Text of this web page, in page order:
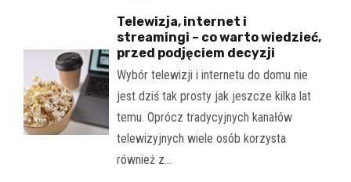
Telewizja, internet i
streamingi – co warto wiedzieć,
przed podjęciem decyzji
Wybór telewizji i internetu do domu nie
jest dziś tak prosty jak jeszcze kilka lat
temu. Oprócz tradycyjnych kanałów
telewizyjnych wiele osób korzysta
również z…